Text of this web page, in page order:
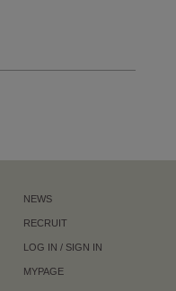
NEWS
RECRUIT
LOG IN / SIGN IN
MYPAGE